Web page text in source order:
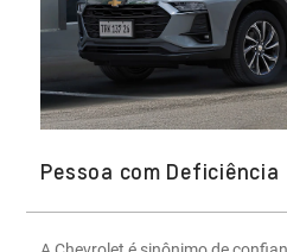
Pessoa com Deficiência